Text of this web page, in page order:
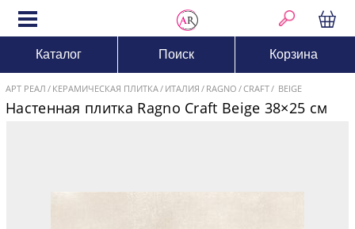
Каталог Поиск Корзина
АРТ РЕАЛ КЕРАМИЧЕСКАЯ ПЛИТКА ИТАЛИЯ RAGNO CRAFT BEIGE
Настенная плитка Ragno Craft Beige 38×25 см